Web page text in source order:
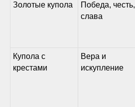
Золотые купола
Победа, честь,
слава
Купола с
крестами
Вера и
искупление